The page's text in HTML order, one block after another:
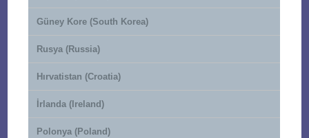
Güney Kore (South Korea)
Rusya (Russia)
Hırvatistan (Croatia)
İrlanda (Ireland)
Polonya (Poland)